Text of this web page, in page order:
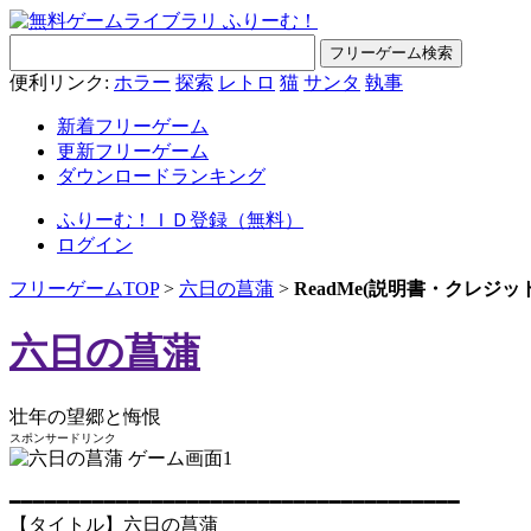
便利リンク: ホラー 探索 レトロ 猫 サンタ 執事
新着フリーゲーム
更新フリーゲーム
ダウンロードランキング
ふりーむ！ＩＤ登録（無料）
ログイン
フリーゲームTOP> 六日の菖蒲 > ReadMe(説明書・クレジッ
六日の菖蒲
壮年の望郷と悔恨
スポンサードリンク
━━━━━━━━━━━━━━━━━━━━━━━━━━━━━━━━━━━━━━
【タイトル】六日の菖蒲